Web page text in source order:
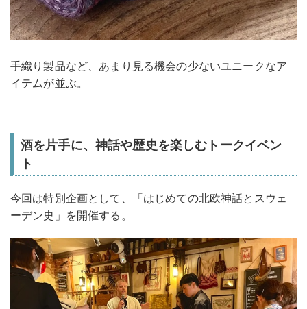
手織り製品など、あまり見る機会の少ないユニークなア
イテムが並ぶ。
酒を片手に、神話や歴史を楽しむトークイベン
ト
今回は特別企画として、「はじめての北欧神話とスウェ
ーデン史」を開催する。